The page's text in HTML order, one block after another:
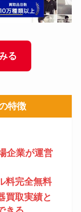
る
特徴
企業が運営
料完全無料
買取実績と